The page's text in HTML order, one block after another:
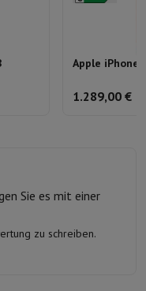
Apple iPhone
1.289,00 €
Sie es mit einer
zu schreiben.